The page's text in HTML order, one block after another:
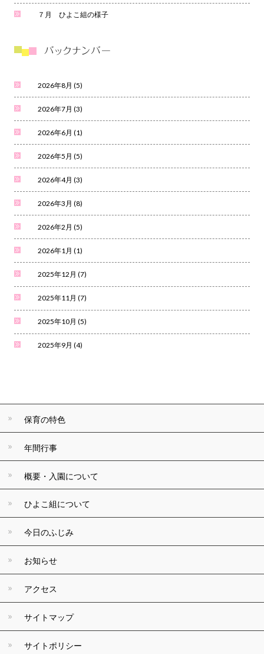
７月 ひよこ組の様子
2026年8月 (5)
2026年7月 (3)
2026年6月 (1)
2026年5月 (5)
2026年4月 (3)
2026年3月 (8)
2026年2月 (5)
2026年1月 (1)
2025年12月 (7)
2025年11月 (7)
2025年10月 (5)
2025年9月 (4)
保育の特色
年間行事
概要・入園について
ひよこ組について
今日のふじみ
お知らせ
アクセス
サイトマップ
サイトポリシー